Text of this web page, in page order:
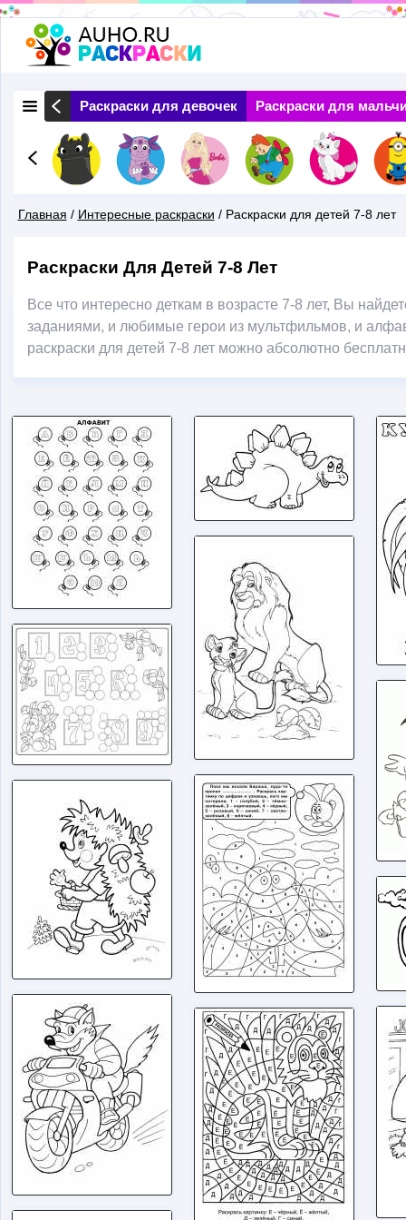
Перейти
к
основному
содержанию
Природа Раскраски для девочек Раскраски для
Здесь
Главная / Интересные раскраски / Раскраски для детей 7-8 лет
Раскраски Для Детей 7-8 Лет
Все что интересно деткам в возрасте 7-8 лет, Вы
заданиями, и любимые герои из мультфильмов, и
раскраски для детей 7-8 лет можно абсолютно